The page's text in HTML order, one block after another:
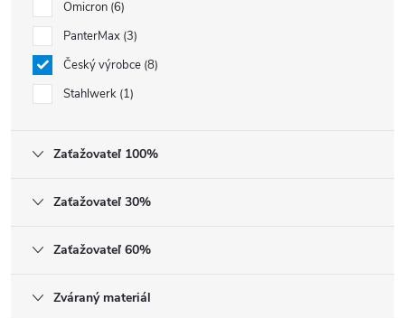
Omicron 6
PanterMax 3
Český výrobce 8
Stahlwerk 1
Zaťažovateľ 100%
Zaťažovateľ 30%
Zaťažovateľ 60%
Zváraný materiál